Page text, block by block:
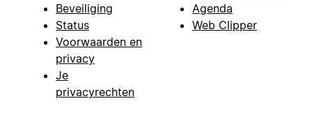
Beveiliging
Status
Voorwaarden en
privacy
Je
privacyrechten
Agenda
Web Clipper